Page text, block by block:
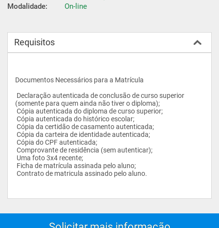
Modalidade:
On-line
Requisitos
Documentos Necessários para a Matrícula
(somente para quem ainda não tiver o diploma);
Cópia autenticada do diploma de curso superior;
Cópia autenticada do histórico escolar;
Cópia da certidão de casamento autenticada;
Cópia da carteira de identidade autenticada;
Cópia do CPF autenticada;
Comprovante de residência (sem autenticar);
Uma foto 3x4 recente;
Ficha de matrícula assinada pelo aluno;
Contrato de matricula assinado pelo aluno.